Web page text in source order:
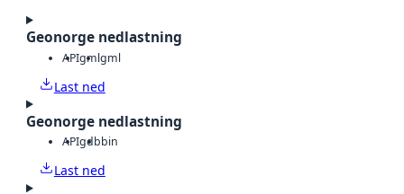
Geonorge nedlastning
APIgmlgml
Last ned
Geonorge nedlastning
APIgdbbin
Last ned